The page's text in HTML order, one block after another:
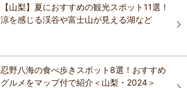
【山梨】夏におすすめの観光スポット11選！
涼を感じる渓谷や富士山が見える湖など
忍野八海の食べ歩きスポット8選！おすすめ
グルメをマップ付で紹介＜山梨・2024＞